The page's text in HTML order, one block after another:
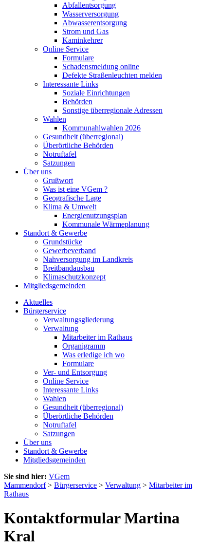
Abfallentsorgung
Wasserversorgung
Abwasserentsorgung
Strom und Gas
Kaminkehrer
Online Service
Formulare
Schadensmeldung online
Defekte Straßenleuchten melden
Interessante Links
Soziale Einrichtungen
Behörden
Sonstige überregionale Adressen
Wahlen
Kommunahlwahlen 2026
Gesundheit (überregional)
Überörtliche Behörden
Notruftafel
Satzungen
Über uns
Grußwort
Was ist eine VGem ?
Geografische Lage
Klima & Umwelt
Energienutzungsplan
Kommunale Wärmeplanung
Standort & Gewerbe
Grundstücke
Gewerbeverband
Nahversorgung im Landkreis
Breitbandausbau
Klimaschutzkonzept
Mitgliedsgemeinden
Aktuelles
Bürgerservice
Verwaltungsgliederung
Verwaltung
Mitarbeiter im Rathaus
Organigramm
Was erledige ich wo
Formulare
Ver- und Entsorgung
Online Service
Interessante Links
Wahlen
Gesundheit (überregional)
Überörtliche Behörden
Notruftafel
Satzungen
Über uns
Standort & Gewerbe
Mitgliedsgemeinden
Sie sind hier: VGem
Mammendorf> Bürgerservice > Verwaltung > Mitarbeiter im
Rathaus
Kontaktformular Martina
Kral